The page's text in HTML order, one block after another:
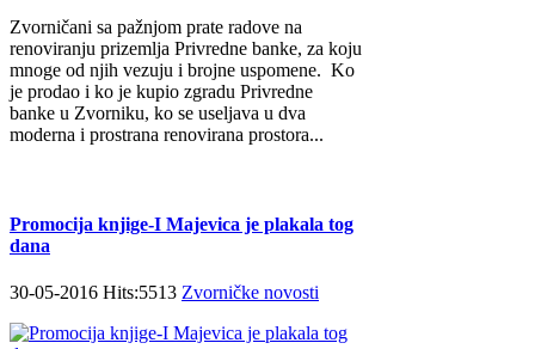
Zvorničani sa pažnjom prate radove na
renoviranju prizemlja Privredne banke, za koju
mnoge od njih vezuju i brojne uspomene. Ko
je prodao i ko je kupio zgradu Privredne
banke u Zvorniku, ko se useljava u dva
moderna i prostrana renovirana prostora...
Promocija knjige-I Majevica je plakala tog
dana
30-05-2016 Hits:5513 Zvorničke novosti